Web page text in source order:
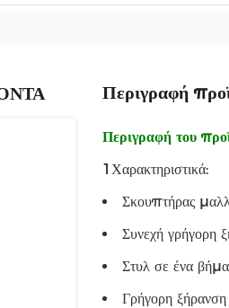
Περιγραφή
Περιγραφή του
1Χαρακτηριστικά:
Σκουπτήρας
Συνεχή γρήγορη
Στυλ σε ένα
Γρήγορη ξήρανση